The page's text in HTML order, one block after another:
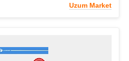
Uzum Market